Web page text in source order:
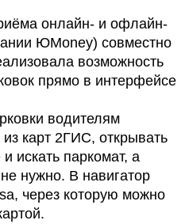
онлайн- и офлайн-
ЮMoney) совместно
возможность
прямо в интерфейсе
водителям
карт 2ГИС, открывать
искать паркомат, а
нужно. В навигатор
через которую можно